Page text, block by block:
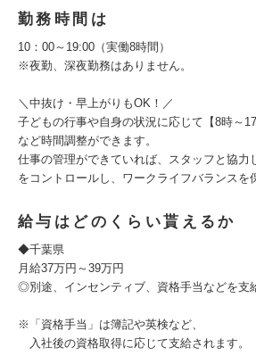
勤務時間は
10：00～19:00（実働8時間）
※夜勤、深夜勤務はありません。
＼中抜け・早上がりもOK！／
子どもの行事や自身の状況に応じて【8時～
など時間調整ができます。
仕事の管理ができていれば、スタッフと協力
をコントロールし、ワークライフバランスを
給与はどのくらい貰えるか
◆千葉県
月給37万円～39万円
◎別途、インセンティブ、資格手当などを支
※「資格手当」は簿記や英検など、
入社後の資格取得に応じて支給されます。